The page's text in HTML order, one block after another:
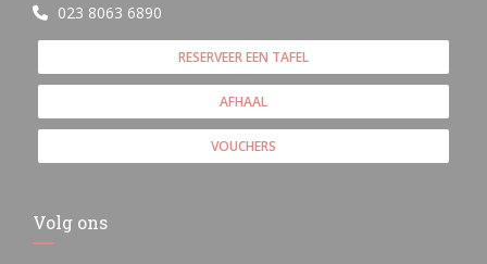
023 8063 6890
RESERVEER EEN TAFEL
AFHAAL
VOUCHERS
Volg ons